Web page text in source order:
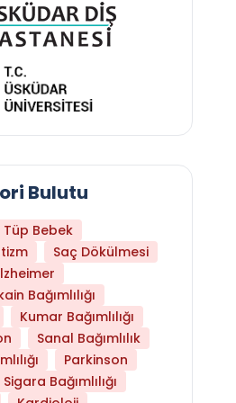
Testi Yaptırmanız
Bulutu
Tüp Bebek
Saç Dökülmesi
Bağımlılığı
Kumar Bağımlılığı
Sanal Bağımlılık
Parkinson
Sigara Bağımlılığı